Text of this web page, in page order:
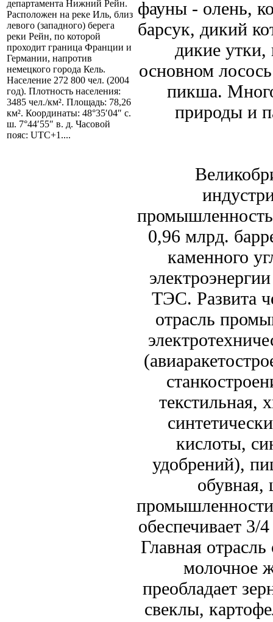
департамента Нижний Рейн.
Расположен на реке Иль, близ
левого (западного) берега
реки Рейн, по которой
проходит граница Франции и
Германии, напротив
немецкого города Кель.
Население 272 800 чел. (2004
год). Плотность населения:
3485 чел./км². Площадь: 78,26
км². Координаты: 48°35′04″ с.
ш. 7°44′55″ в. д. Часовой
пояс: UTC+1....
фауны - олень,
барсук, дикий
дикие утки,
основном
пикша.
природы и
промышленность
0,96 млрд.
каменного
ТЭС. Развита
отрасль
текстильная,
кислоты,
удобрений),
обувная,
обеспечивает 3/
Главная
молочное
преобладает
свеклы,